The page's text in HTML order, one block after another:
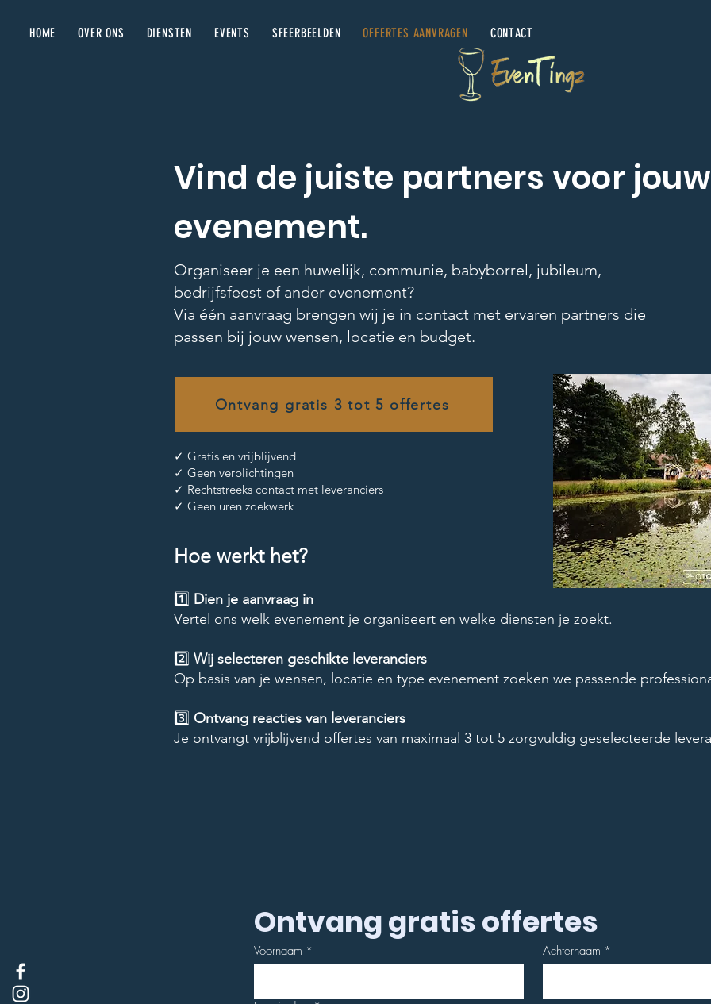
HOME OVER ONS DIENSTEN EVENTS SFEERBEELDEN OFFERTES AANVRAGEN CONTACT
Vind de juiste partners voor jouw
evenement.
Organiseer je een huwelijk, communie, babyborrel, jubileum,
bedrijfsfeest of ander evenement?
Via één aanvraag brengen wij je in contact met ervaren partners die
passen bij jouw wensen, locatie en budget.
Ontvang gratis 3 tot 5 offertes
✓ Gratis en vrijblijvend
✓ Geen verplichtingen
✓ Rechtstreeks contact met leveranciers
✓ Geen uren zoekwerk
Hoe werkt het?
1️⃣ Dien je aanvraag in
Vertel ons welk evenement je organiseert en welke diensten je zoekt.
2️⃣ Wij selecteren geschikte leveranciers
Op basis van je wensen, locatie en type evenement zoeken we passende
3️⃣ Ontvang reacties van leveranciers
Je ontvangt vrijblijvend offertes van maximaal 3 tot 5 zorgvuldig geselecteerde
Ontvang gratis offertes
Voornaam * Achternaam *